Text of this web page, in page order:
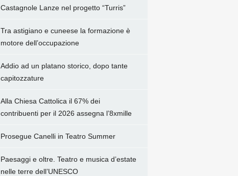
Castagnole Lanze nel progetto “Turris”
Tra astigiano e cuneese la formazione è
motore dell’occupazione
Addio ad un platano storico, dopo tante
capitozzature
Alla Chiesa Cattolica il 67% dei
contribuenti per il 2026 assegna l’8xmille
Prosegue Canelli in Teatro Summer
Paesaggi e oltre. Teatro e musica d’estate
nelle terre dell’UNESCO